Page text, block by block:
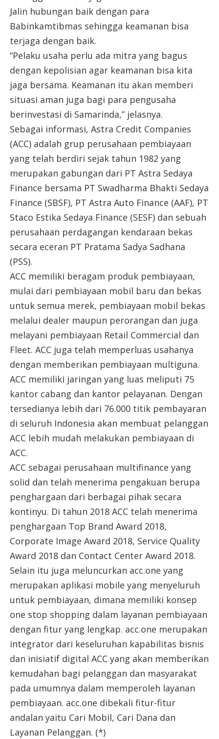
Jalin hubungan baik dengan para
Babinkamtibmas sehingga keamanan bisa
terjaga dengan baik.
“Pelaku usaha perlu ada mitra yang bagus
dengan kepolisian agar keamanan bisa kita
jaga bersama. Keamanan itu akan memberi
situasi aman juga bagi para pengusaha
berinvestasi di Samarinda,” jelasnya.
Sebagai informasi, Astra Credit Companies
(ACC) adalah grup perusahaan pembiayaan
yang telah berdiri sejak tahun 1982 yang
merupakan gabungan dari PT Astra Sedaya
Finance bersama PT Swadharma Bhakti Sedaya
Finance (SBSF), PT Astra Auto Finance (AAF), PT
Staco Estika Sedaya Finance (SESF) dan sebuah
perusahaan perdagangan kendaraan bekas
secara eceran PT Pratama Sadya Sadhana
(PSS).
ACC memiliki beragam produk pembiayaan,
mulai dari pembiayaan mobil baru dan bekas
untuk semua merek, pembiayaan mobil bekas
melalui dealer maupun perorangan dan juga
melayani pembiayaan Retail Commercial dan
Fleet. ACC juga telah memperluas usahanya
dengan memberikan pembiayaan multiguna.
ACC memiliki jaringan yang luas meliputi 75
kantor cabang dan kantor pelayanan. Dengan
tersedianya lebih dari 76.000 titik pembayaran
di seluruh Indonesia akan membuat pelanggan
ACC lebih mudah melakukan pembiayaan di
ACC.
ACC sebagai perusahaan multifinance yang
solid dan telah menerima pengakuan berupa
penghargaan dari berbagai pihak secara
kontinyu. Di tahun 2018 ACC telah menerima
penghargaan Top Brand Award 2018,
Corporate Image Award 2018, Service Quality
Award 2018 dan Contact Center Award 2018.
Selain itu juga meluncurkan acc.one yang
merupakan aplikasi mobile yang menyeluruh
untuk pembiayaan, dimana memiliki konsep
one stop shopping dalam layanan pembiayaan
dengan fitur yang lengkap. acc.one merupakan
integrator dari keseluruhan kapabilitas bisnis
dan inisiatif digital ACC yang akan memberikan
kemudahan bagi pelanggan dan masyarakat
pada umumnya dalam memperoleh layanan
pembiayaan. acc.one dibekali fitur-fitur
andalan yaitu Cari Mobil, Cari Dana dan
Layanan Pelanggan. (*)